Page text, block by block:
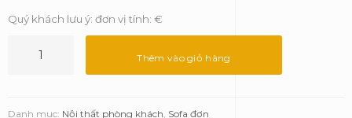
Quý khách lưu ý: đơn vị tính: €
Thêm vào giỏ hàng
Danh mục: Nội thất phòng khách, Sofa đơn